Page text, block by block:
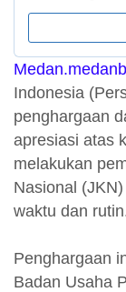
Indonesia
penghargaan
apresiasi atas
melakukan
Nasional
waktu dan
Penghargaan
Badan Usaha